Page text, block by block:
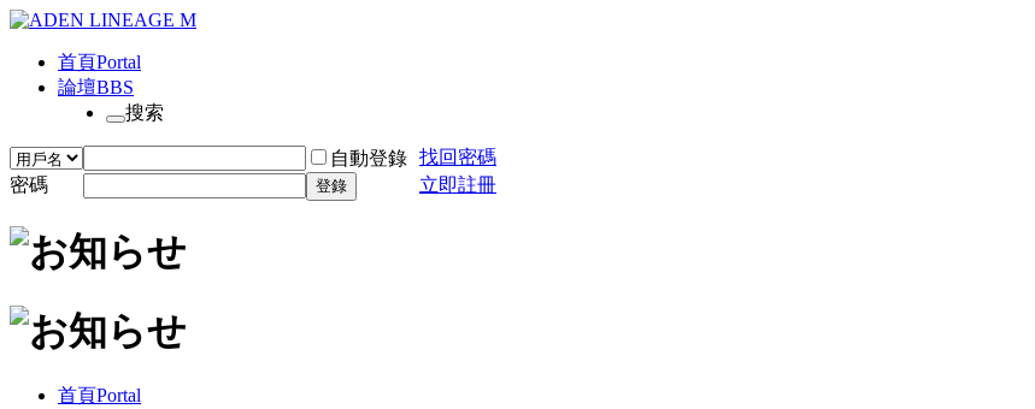
首頁Portal
論壇BBS
搜索
自動登錄 找回密碼
密碼
登錄 立即註冊
首頁Portal